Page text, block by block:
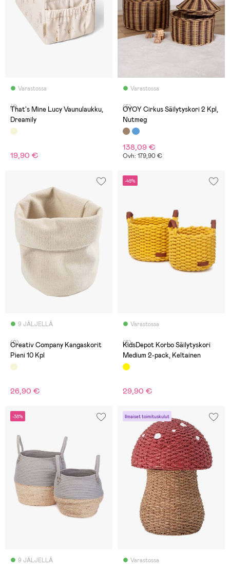
Varastossa
(1)
That's Mine Lucy Vaunulaukku,
Dreamily
19,90 €
Varastossa
(5)
OYOY Cirkus Säilytyskori 2 Kpl,
Nutmeg
138,09 €
Ovh: 179,90 €
9 JÄLJELLÄ
(0)
Creativ Company Kangaskorit
Pieni 10 Kpl
26,90 €
-49%
Varastossa
(6)
KidsDepot Korbo Säilytyskori
Medium 2-pack, Keltainen
29,90 €
-38%
9 JÄLJELLÄ
Ilmaiset toimituskulut
Varastossa